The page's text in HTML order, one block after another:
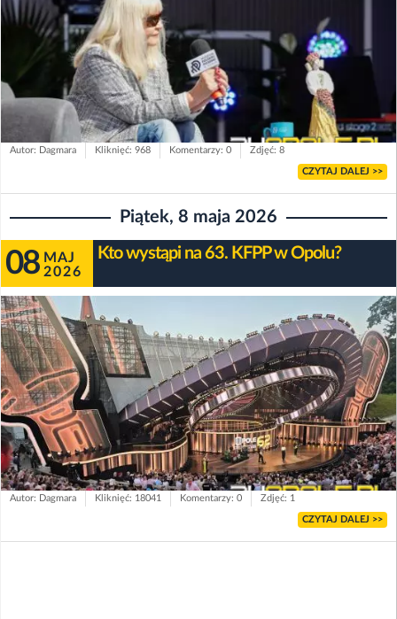
Autor: Dagmara Kliknięć: 968 Komentarzy: 0 Zdjęć: 8
CZYTAJ DALEJ >>
Piątek, 8 maja 2026
08 MAJ
2026
Kto wystąpi na 63. KFPP w Opolu?
Autor: Dagmara Kliknięć: 18041 Komentarzy: 0 Zdjęć: 1
CZYTAJ DALEJ >>